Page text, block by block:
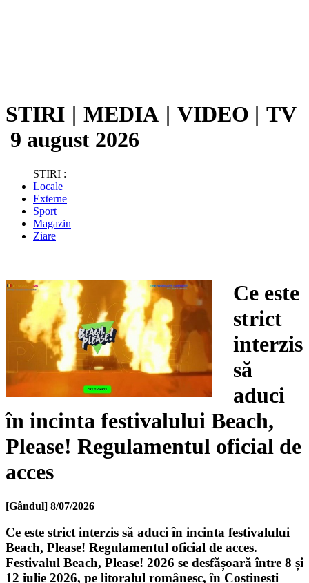
STIRI | MEDIA | VIDEO | TV
9 august 2026
STIRI :
Locale
Externe
Sport
Magazin
Ziare
Ce este
strict
interzis
să
aduci
în incinta festivalului Beach,
Please! Regulamentul oficial de
acces
[Gândul] 8/07/2026
Ce este strict interzis să aduci în incinta festivalului
Beach, Please! Regulamentul oficial de acces.
Festivalul Beach, Please! 2026 se desfășoară între 8 și
12 iulie 2026, pe litoralul românesc, în Costinești